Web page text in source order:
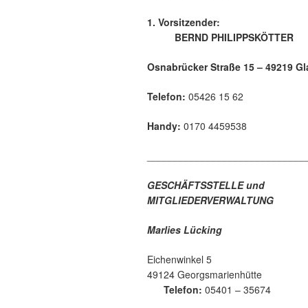
1.
BERND PHILIPPSKÖTTER
Osnabrücker Straße 15 – 49219
Telefon: 05426 15 62
Handy: 0170 4459538
GESCHÄFTSSTELLE und
MITGLIEDERVERWALTUNG
Marlies Lücking
Eichenwinkel 5
49124
Telefon: 05401 – 35674